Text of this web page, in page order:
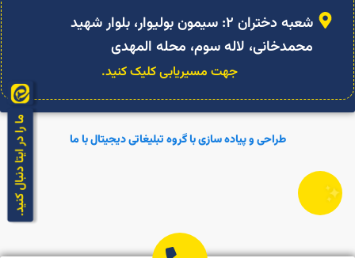
شعبه دختران ۲: سیمون بولیوار، بلوار شهید
محمدخانی، لاله سوم، محله المهدی
جهت مسیریابی کلیک کنید.
طراحی و پیاده سازی با گروه تبلیغاتی دیجیتال با ما